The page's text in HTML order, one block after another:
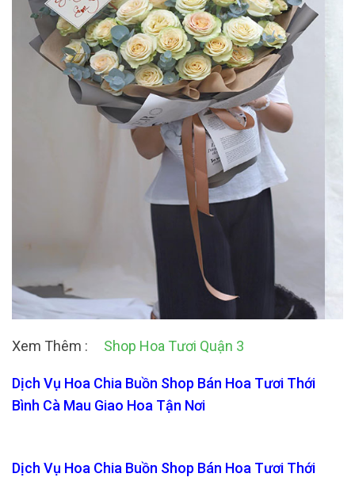
Xem Thêm : Shop Hoa Tươi Quận 3
Dịch Vụ Hoa Chia Buồn Shop Bán Hoa Tươi Thới
Bình Cà Mau Giao Hoa Tận Nơi
Dịch Vụ Hoa Chia Buồn Shop Bán Hoa Tươi Thới